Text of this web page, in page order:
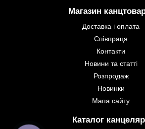
Магазин
Доставка і оплата
Співпраця
Контакти
Новини та статті
Розпродаж
Новинки
Мапа сайту
Каталог